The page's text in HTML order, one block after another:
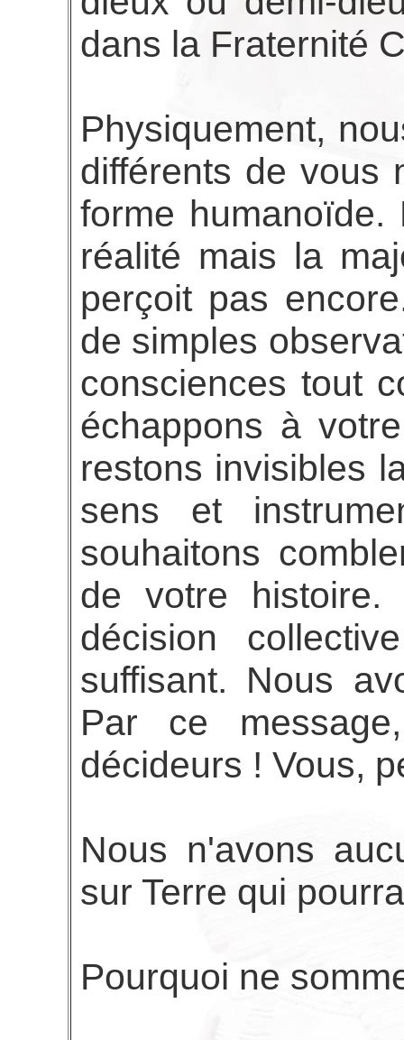
dans la Fraternité
Physiquement,
différents de vous
forme
réalité mais la
perçoit pas
de simples
consciences tout
échappons à
restons invisibles
sens et
souhaitons
de votre
décision
suffisant. Nous
Par ce
décideurs ! Vous,
Nous n'avons
sur Terre qui
Pourquoi ne